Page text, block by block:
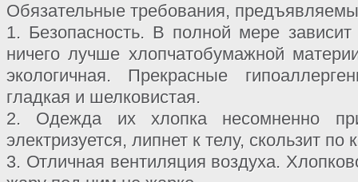
Обязательные требования,
1. Безопасность. В полной мере
ничего лучше хлопчатобумажной
экологичная. Прекрасные
гладкая и шелковистая.
2. Одежда их хлопка несомненно
электризуется, липнет к телу, скользит по
3. Отличная вентиляция воздуха.